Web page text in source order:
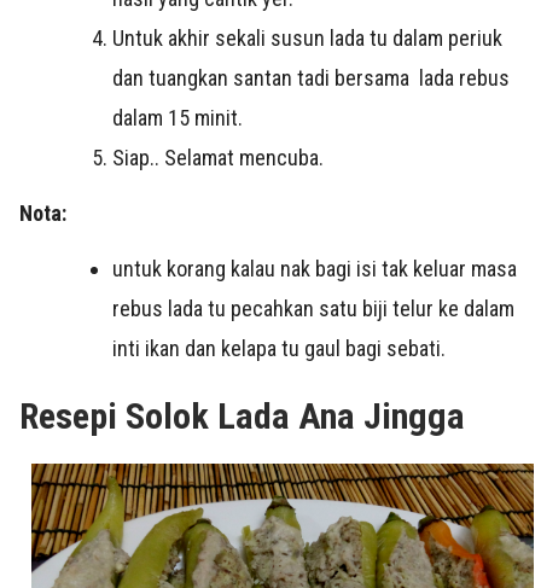
Untuk akhir sekali susun lada tu dalam periuk
dan tuangkan santan tadi bersama lada rebus
dalam 15 minit.
Siap.. Selamat mencuba.
Nota:
untuk korang kalau nak bagi isi tak keluar masa
rebus lada tu pecahkan satu biji telur ke dalam
inti ikan dan kelapa tu gaul bagi sebati.
Resepi Solok Lada Ana Jingga